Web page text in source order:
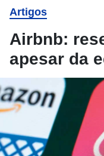
Artigos
Airbnb:
apesar da